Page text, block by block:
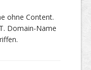
ohne Content.
Domain-Name